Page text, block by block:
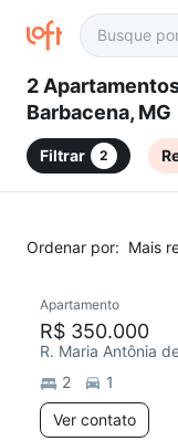
2 Apartamentos à venda
Barbacena, MG
Filtrar 2
Ordenar por: Mais
Chegou este mês
Apartamento
R$ 350.000
R. Maria Antônia
2
1
Ver contato